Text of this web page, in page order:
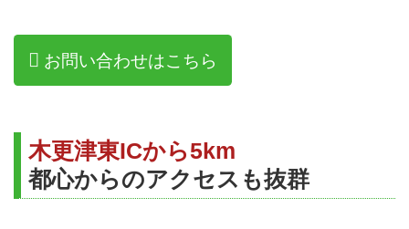
お問い合わせはこちら
木更津東ICから5km
都心からのアクセスも抜群